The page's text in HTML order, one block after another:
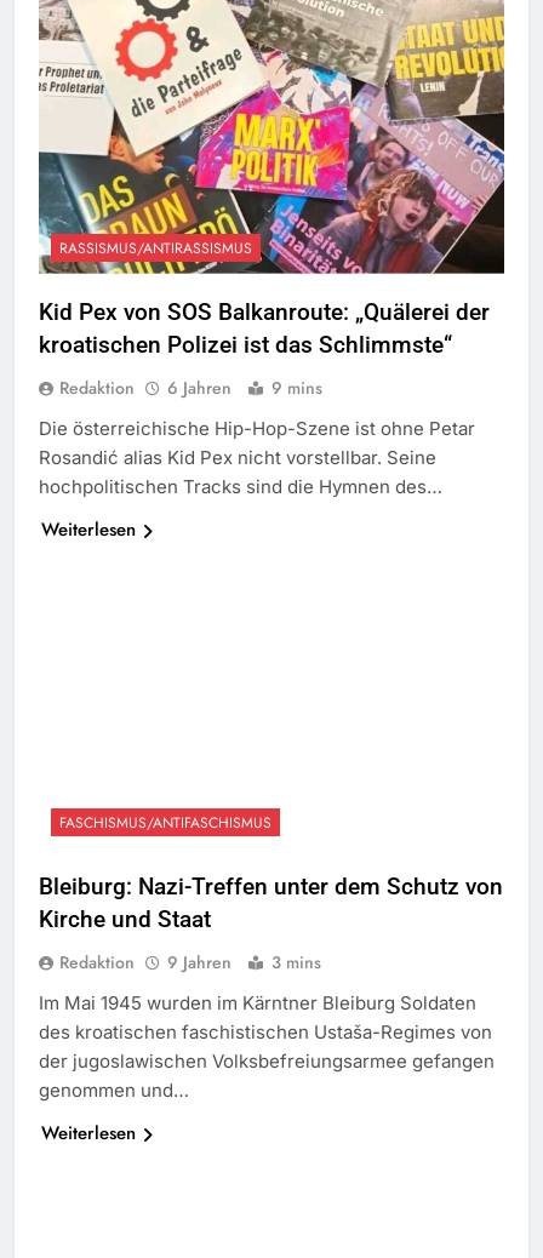
RASSISMUS/ANTIRASSISMUS
Kid Pex von SOS Balkanroute: „Quälerei der
kroatischen Polizei ist das Schlimmste“
Redaktion 6 Jahren 9 mins
Die österreichische Hip-Hop-Szene ist ohne Petar
Rosandić alias Kid Pex nicht vorstellbar. Seine
hochpolitischen Tracks sind die Hymnen des…
Weiterlesen
FASCHISMUS/ANTIFASCHISMUS
Bleiburg: Nazi-Treffen unter dem Schutz von
Kirche und Staat
Redaktion 9 Jahren 3 mins
Im Mai 1945 wurden im Kärntner Bleiburg Soldaten
des kroatischen faschistischen Ustaša-Regimes von
der jugoslawischen Volksbefreiungsarmee gefangen
genommen und…
Weiterlesen